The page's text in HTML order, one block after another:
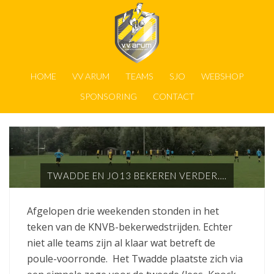
HOME VV ARUM TEAMS SJO
WEBSHOP
SPONSORING
CONTACT
TWADDE EN JO13 BEKEREN VERDER….
Afgelopen drie weekenden stonden in het
teken van de KNVB-bekerwedstrijden. Echter
niet alle teams zijn al klaar wat betreft de
poule-voorronde. Het Twadde plaatste zich via